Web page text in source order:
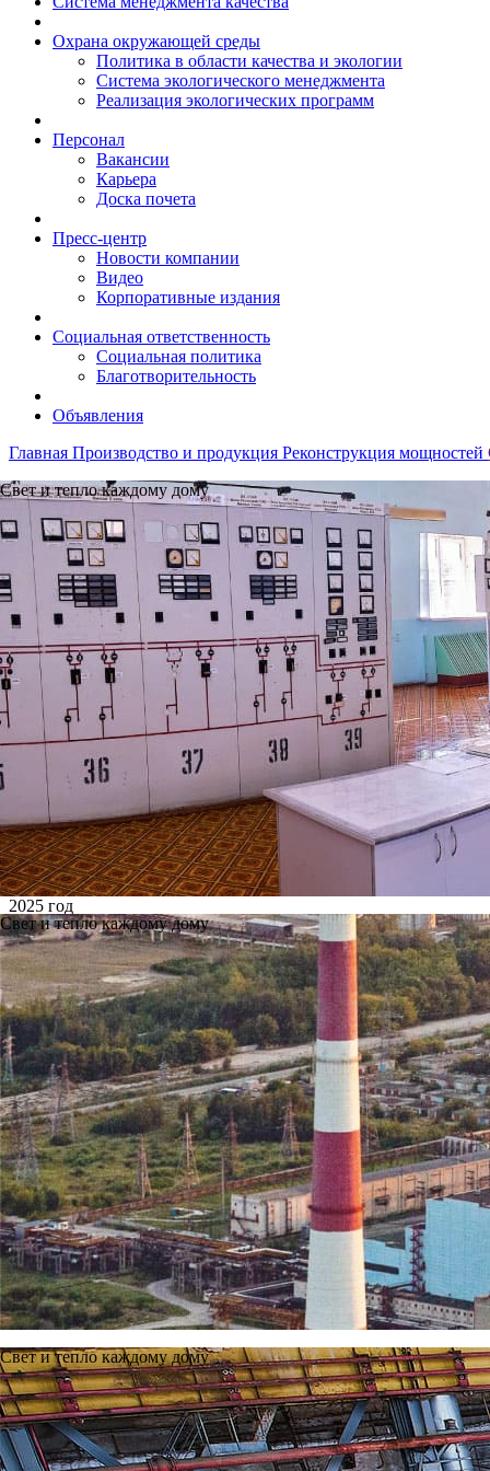
Охрана окружающей среды
Политика в области качества и экологии
Система экологического менеджмента
Реализация экологических программ
Персонал
Вакансии
Карьера
Доска почета
Пресс-центр
Новости компании
Видео
Корпоративные издания
Социальная ответственность
Социальная политика
Благотворительность
Объявления
Главная Производство и продукция Реконструкция мощностей
Свет и тепло каждому дому
Свет и тепло каждому дому
Свет и тепло каждому дому
2025 год
Силовой трансформатор №9Т
В рамках инвестиционной программы на 2025 год по
№9Т. Вместо выведенного из эксплуатации трансформатора
силовой блочный трансформатор №9Т типа TNEPE (ТДЦ)
закрытое распределительное устройство 110 киловольт.
Все работы по проектированию, согласованию, закупке и
диспетчерского управления и Приокского управления
Ввод нового трансформатора позволил существенно
потребителей электроэнергии.